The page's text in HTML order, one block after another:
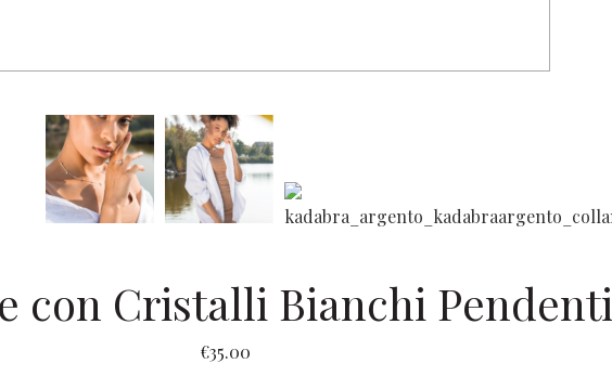
con Cristalli Bianchi Pendenti
€35.00